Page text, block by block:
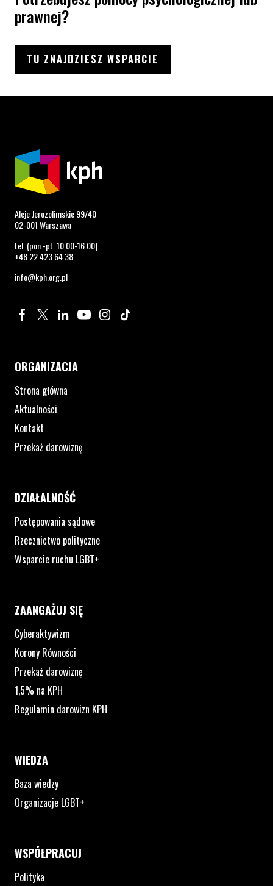
prawnej?
TU ZNAJDZIESZ WSPARCIE
Aleje Jerozolimskie 99/40
02-001 Warszawa
tel. (pon.-pt. 10.00-16.00)
+48 22 423 64 38
info@kph.org.pl
Profil na Facebook. Strona otwiera się w nowym oknie.
Profil na Twitter. Strona otwiera się w nowym oknie.
Profil na LinkedIn. Strona otwiera się w nowym oknie.
Profil na YouTube. Strona otwiera się w nowym
Profil na Instagram. Strona otwiera się
ORGANIZACJA
Strona główna
Aktualności
Kontakt
Przekaż darowiznę
DZIAŁALNOŚĆ
Postępowania sądowe
Rzecznictwo polityczne
Wsparcie ruchu LGBT+
ZAANGAŻUJ SIĘ
Cyberaktywizm
Korony Równości
Przekaż darowiznę
1,5% na KPH
Regulamin darowizn KPH
WIEDZA
Baza wiedzy
Organizacje LGBT+
WSPÓŁPRACUJ
Polityka